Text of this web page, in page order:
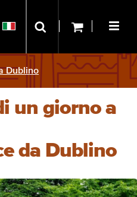
Dublino
un giorno a
da Dublino